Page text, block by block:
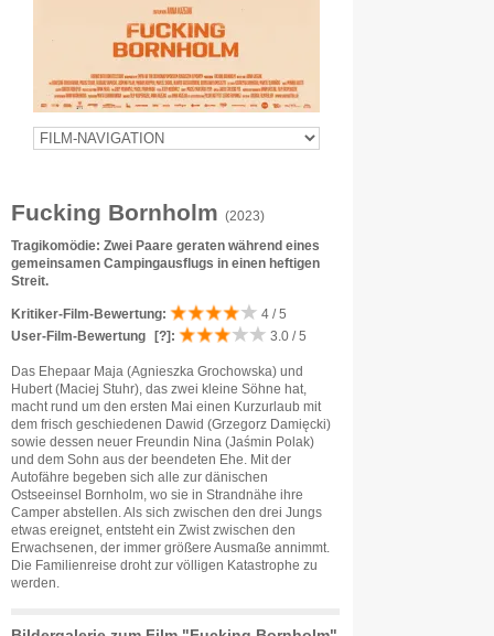
Fucking Bornholm (2023)
Tragikomödie: Zwei Paare geraten während eines
gemeinsamen Campingausflugs in einen heftigen
Streit.
Kritiker-Film-Bewertung:
4 / 5
User-Film-Bewertung
[?] : 3.0 / 5
Das Ehepaar Maja (Agnieszka Grochowska) und
Hubert (Maciej Stuhr), das zwei kleine Söhne hat,
macht rund um den ersten Mai einen Kurzurlaub mit
dem frisch geschiedenen Dawid (Grzegorz Damięcki)
sowie dessen neuer Freundin Nina (Jaśmin Polak)
und dem Sohn aus der beendeten Ehe. Mit der
Autofähre begeben sich alle zur dänischen
Ostseeinsel Bornholm, wo sie in Strandnähe ihre
Camper abstellen. Als sich zwischen den drei Jungs
etwas ereignet, entsteht ein Zwist zwischen den
Erwachsenen, der immer größere Ausmaße annimmt.
Die Familienreise droht zur völligen Katastrophe zu
werden.